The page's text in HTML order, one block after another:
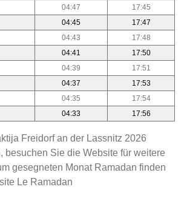
04:47
17:45
04:45
17:47
04:43
17:48
04:41
17:50
04:39
17:51
04:37
17:53
04:35
17:54
04:33 17:56
Freidorf an der Lassnitz 2026
besuchen Sie die Website für weitere
gesegneten Monat Ramadan finden
Le Ramadan